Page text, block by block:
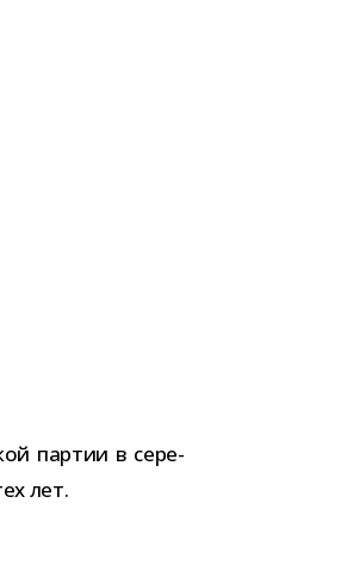
пар­тии в сере­
лет.